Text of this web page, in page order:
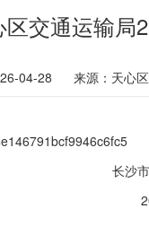
交通运输局
04-28 来源： 天心
通运